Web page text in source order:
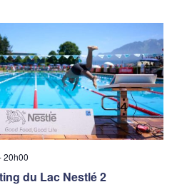
du Lac Nestlé 2
20h00